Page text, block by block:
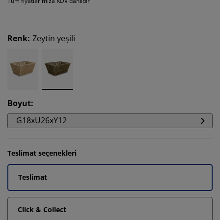
Renk: Zeytin yeşili
Boyut:
G18xU26xY12
Teslimat seçenekleri
Teslimat
Click & Collect